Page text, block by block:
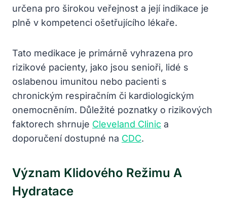
určena pro širokou veřejnost a její indikace je
plně v kompetenci ošetřujícího lékaře.
Tato medikace je primárně vyhrazena pro
rizikové pacienty, jako jsou senioři, lidé s
oslabenou imunitou nebo pacienti s
chronickým respiračním či kardiologickým
onemocněním. Důležité poznatky o rizikových
faktorech shrnuje Cleveland Clinic a
doporučení dostupné na CDC.
Význam Klidového Režimu A
Hydratace